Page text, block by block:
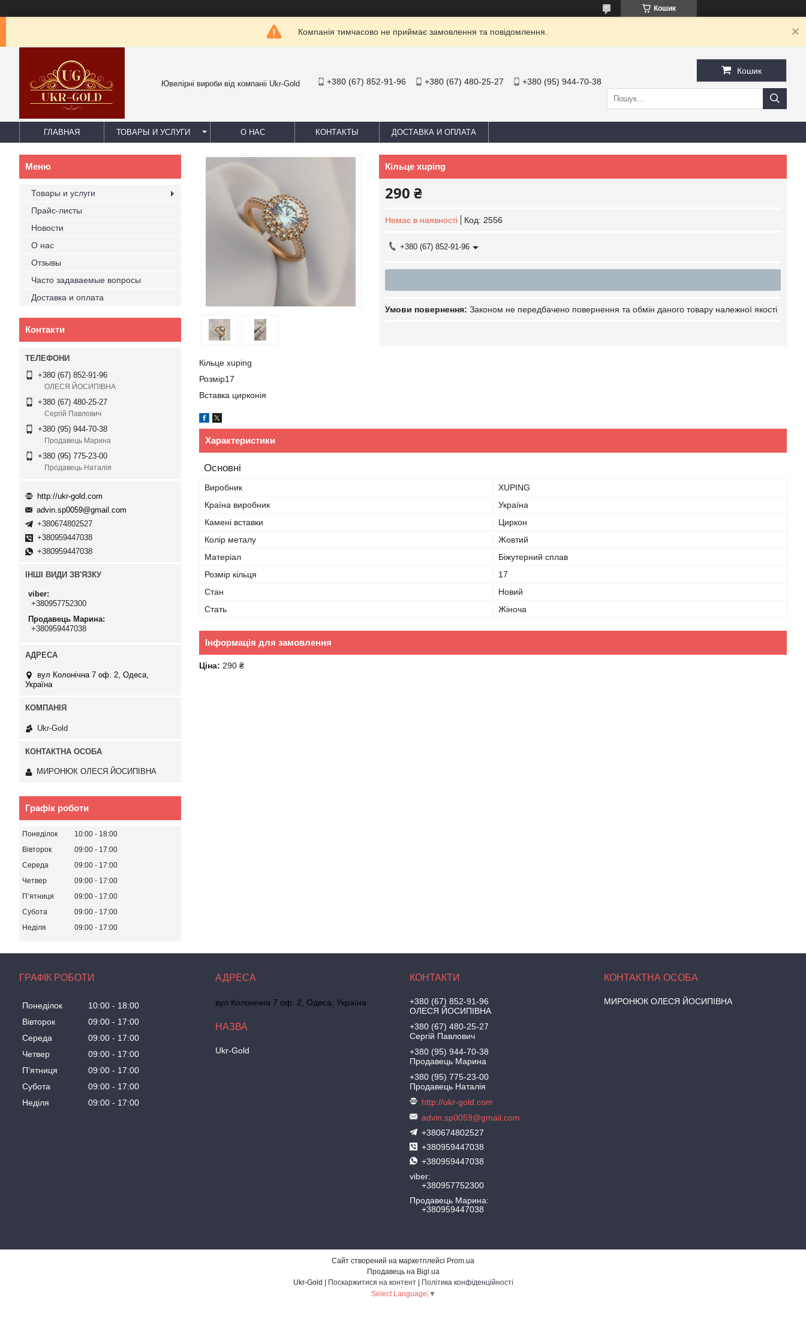
Кошик
Компанія тимчасово не приймає замовлення та повідомлення.
Ювелірні вироби від компаніі Ukr-Gold +380 (67) 852-91-96 +380 (67) 480-25-27 +380 (95) 944-70-38
Кошик
ГЛАВНАЯ ТОВАРЫ И УСЛУГИ О НАС КОНТАКТЫ ДОСТАВКА И ОПЛАТА
Кільце xuping
290 ₴
Немає в наявності Код: 2556
+380 (67) 852-91-96
Законом не передбачено повернення та обмін даного товару належної якості
Кільце xuping
Розмір17
Вставка цирконія
Характеристики
Основні
Виробник
XUPING
Країна виробник
Україна
Камені вставки
Циркон
Колір металу
Жовтий
Матеріал
Біжутерний сплав
Розмір кільця
17
Стан
Новий
Стать
Жіноча
Інформація для замовлення
Ціна: 290 ₴
Товары и услуги
Прайс-листы
Новости
О нас
Отзывы
Часто задаваемые вопросы
Доставка и оплата
Контакти
+380 (67) 852-91-96
ОЛЕСЯ ЙОСИПІВНА
+380 (67) 480-25-27
Сергій Павлович
+380 (95) 944-70-38
Продавець Марина
+380 (95) 775-23-00
Продавець Наталія
http://ukr-gold.com
advin.sp0059@gmail.com
+380674802527
+380959447038
+380959447038
ІНШІ ВИДИ ЗВ'ЯЗКУ
viber
+380957752300
Продавець Марина
+380959447038
вул Колонічна 7 оф. 2, Одеса,
Україна
Ukr-Gold
МИРОНЮК ОЛЕСЯ ЙОСИПІВНА
Графік роботи
Понеділок 10:00
18:00
Вівторок
09:00
17:00
Середа
09:00
17:00
Четвер
09:00
17:00
Пʼятниця
09:00
17:00
Субота
09:00
17:00
Неділя
09:00 17:00
ГРАФІК РОБОТИ
Понеділок 10:00
18:00
Вівторок
09:00
17:00
Середа
09:00
17:00
Четвер
09:00
17:00
Пʼятниця
09:00
17:00
Субота
09:00
17:00
Неділя
09:00 17:00
вул Колонічна 7 оф. 2, Одеса, Україна
Ukr-Gold
+380 (67) 852-91-96
ОЛЕСЯ ЙОСИПІВНА
+380 (67) 480-25-27
Сергій Павлович
+380 (95) 944-70-38
Продавець Марина
+380 (95) 775-23-00
Продавець Наталія
http://ukr-gold.com
advin.sp0059@gmail.com
+380674802527
+380959447038
+380959447038
viber
+380957752300
Продавець Марина
+380959447038
МИРОНЮК ОЛЕСЯ ЙОСИПІВНА
Сайт створений на маркетплейсі Prom.ua
Продавець на Bigl.ua
Поскаржитися на контент
Політика конфіденційності
Select Language ▼